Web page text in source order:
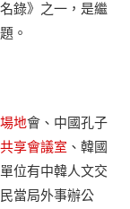
錄》之一，是繼
。
地會、中國孔子
共享會議室 、韓國
位有中韓人文交
當局外事辦公